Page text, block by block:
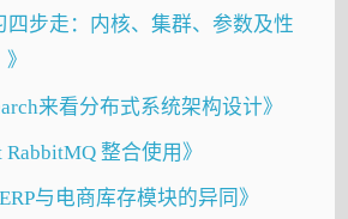
四步走：内核、集群、参数及性
来看分布式系统架构设计》
RabbitMQ 整合使用》
与电商库存模块的异同》